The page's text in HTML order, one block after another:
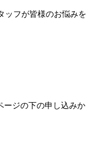
ッフが皆様のお悩みを
ジの下の申し込みか